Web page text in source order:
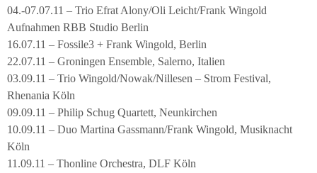
04.-07.07.11 – Trio Efrat Alony/Oli Leicht/Frank Wingold
Aufnahmen RBB Studio Berlin
16.07.11 – Fossile3 + Frank Wingold, Berlin
22.07.11 – Groningen Ensemble, Salerno, Italien
03.09.11 – Trio Wingold/Nowak/Nillesen – Strom Festival,
Rhenania Köln
09.09.11 – Philip Schug Quartett, Neunkirchen
10.09.11 – Duo Martina Gassmann/Frank Wingold, Musiknacht
Köln
11.09.11 – Thonline Orchestra, DLF Köln